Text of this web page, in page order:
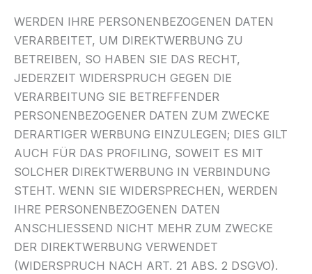
WERDEN IHRE PERSONENBEZOGENEN DATEN
VERARBEITET, UM DIREKTWERBUNG ZU
BETREIBEN, SO HABEN SIE DAS RECHT,
JEDERZEIT WIDERSPRUCH GEGEN DIE
VERARBEITUNG SIE BETREFFENDER
PERSONENBEZOGENER DATEN ZUM ZWECKE
DERARTIGER WERBUNG EINZULEGEN; DIES GILT
AUCH FÜR DAS PROFILING, SOWEIT ES MIT
SOLCHER DIREKTWERBUNG IN VERBINDUNG
STEHT. WENN SIE WIDERSPRECHEN, WERDEN
IHRE PERSONENBEZOGENEN DATEN
ANSCHLIESSEND NICHT MEHR ZUM ZWECKE
DER DIREKTWERBUNG VERWENDET
(WIDERSPRUCH NACH ART. 21 ABS. 2 DSGVO).